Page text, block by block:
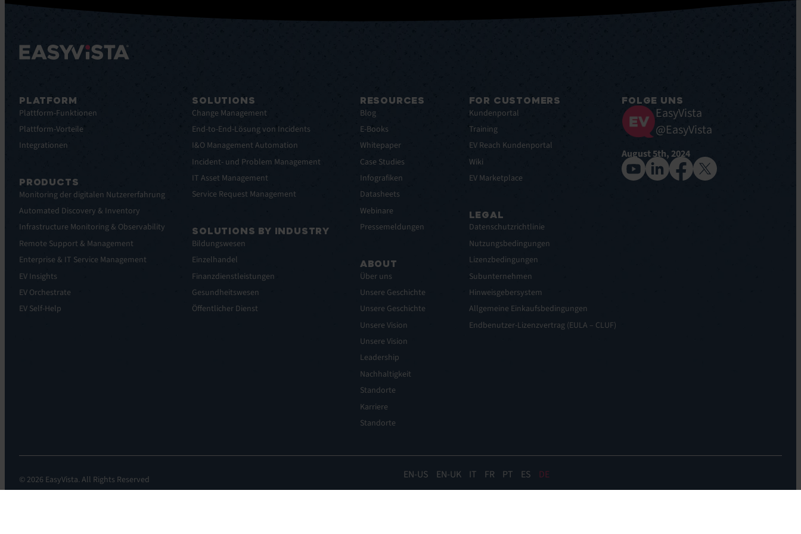
PLATFORM
Plattform-Funktionen
Plattform-Vorteile
Integrationen
PRODUCTS
Monitoring der digitalen Nutzererfahrung
Automated Discovery & Inventory
Infrastructure Monitoring & Observability
Remote Support & Management
Enterprise & IT Service Management
EV Insights
EV Orchestrate
EV Self-Help
SOLUTIONS
Change Management
End-to-End-Lösung von Incidents
I&O Management Automation
Incident- und Problem Management
IT Asset Management
Service Request Management
SOLUTIONS BY INDUSTRY
Bildungswesen
Einzelhandel
Finanzdienstleistungen
Gesundheitswesen
Öffentlicher Dienst
RESOURCES
Blog
E-Books
Whitepaper
Case Studies
Infografiken
Datasheets
Webinare
Pressemeldungen
ABOUT
Über uns
Unsere Geschichte
Unsere Geschichte
Unsere Vision
Unsere Vision
Leadership
Nachhaltigkeit
Standorte
Karriere
Standorte
FOR CUSTOMERS
Kundenportal
Training
EV Reach Kundenportal
Wiki
EV Marketplace
LEGAL
Datenschutzrichtlinie
Nutzungsbedingungen
Lizenzbedingungen
Subunternehmen
Hinweisgebersystem
Allgemeine Einkaufsbedingungen
Endbenutzer-Lizenzvertrag (EULA – CLUF)
FOLGE UNS
EasyVista
@EasyVista
August 5th, 2024
© 2026 EasyVista. All Rights Reserved EN EN-UK IT FR PT ES DE